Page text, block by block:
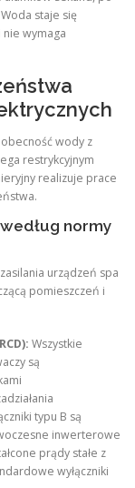
staje się
wymaga
wody z
restrykcyjnym
realizuje prace
normy
urządzeń spa
pomieszczeń i
Wszystkie
są
typu B są
inwerterowe
prądy stałe z
wyłączniki